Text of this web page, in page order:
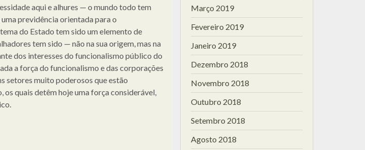
aqui e alhures — o mundo todo tem
previdência orientada para o
do Estado tem sido um elemento de
tem sido — não na sua origem, mas na
dos interesses do funcionalismo público do
a força do funcionalismo e das corporações
setores muito poderosos que estão
os quais detêm hoje uma força considerável,
Março 2019
Fevereiro 2019
Janeiro 2019
Dezembro 2018
Novembro 2018
Outubro 2018
Setembro 2018
Agosto 2018